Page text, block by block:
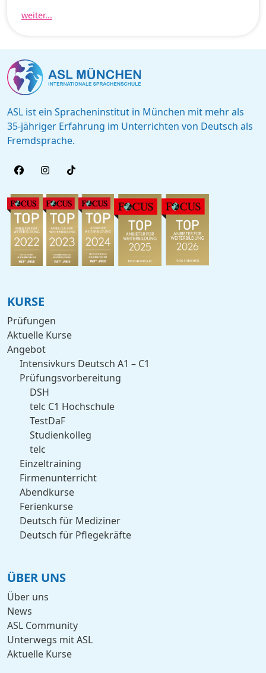
weiter...
ASL ist ein Spracheninstitut in München mit mehr als
35-jähriger Erfahrung im Unterrichten von Deutsch als
Fremdsprache.
KURSE
Prüfungen
Aktuelle Kurse
Angebot
Intensivkurs Deutsch A1 – C1
Prüfungsvorbereitung
DSH
telc C1 Hochschule
TestDaF
Studienkolleg
telc
Einzeltraining
Firmenunterricht
Abendkurse
Ferienkurse
Deutsch für Mediziner
Deutsch für Pflegekräfte
ÜBER UNS
Über uns
News
ASL Community
Unterwegs mit ASL
Aktuelle Kurse